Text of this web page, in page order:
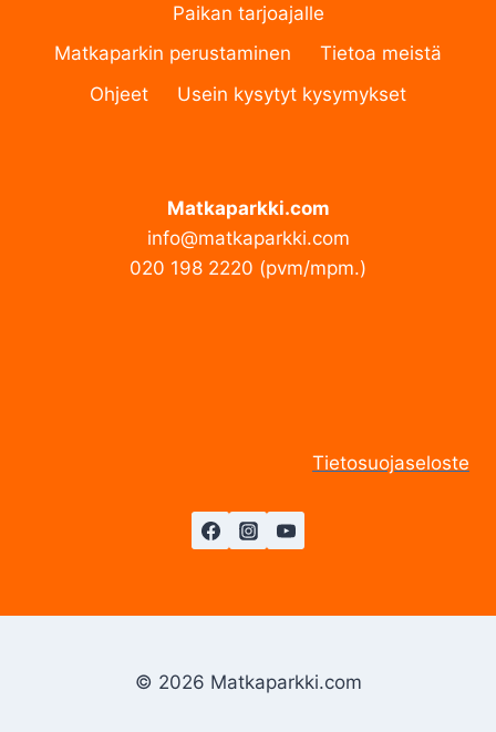
Paikan tarjoajalle
Matkaparkin perustaminen
Tietoa meistä
Ohjeet
Usein kysytyt kysymykset
Matkaparkki.com
info@matkaparkki.com
020 198 2220 (pvm/mpm.)
Tietosuojaseloste
© 2026 Matkaparkki.com